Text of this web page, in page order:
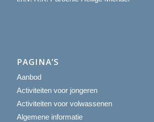
PAGINA’S
Aanbod
Activiteiten voor jongeren
Activiteiten voor volwassenen
Algemene informatie